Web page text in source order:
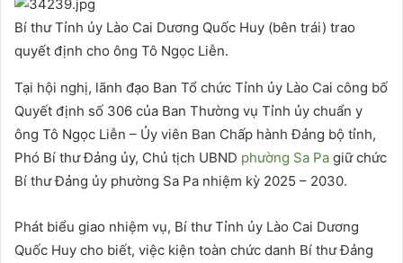
Bí thư Tỉnh ủy Lào Cai Dương Quốc Huy (bên trái) trao
quyết định cho ông Tô Ngọc Liễn.
Tại hội nghị, lãnh đạo Ban Tổ chức Tỉnh ủy Lào Cai công bố
Quyết định số 306 của Ban Thường vụ Tỉnh ủy chuẩn y
ông Tô Ngọc Liễn – Ủy viên Ban Chấp hành Đảng bộ tỉnh,
Phó Bí thư Đảng ủy, Chủ tịch UBND phường Sa Pa giữ chức
Bí thư Đảng ủy phường Sa Pa nhiệm kỳ 2025 – 2030.
Phát biểu giao nhiệm vụ, Bí thư Tỉnh ủy Lào Cai Dương
Quốc Huy cho biết, việc kiện toàn chức danh Bí thư Đảng